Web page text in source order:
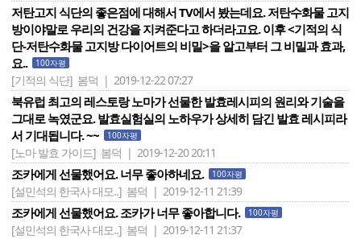
저탄고지 식단의 좋은점에 대해서 TV에서 봤는데요. 저탄수화물 고지
방이야말로 우리의 건강을 지켜준다고 하더라고요. 이후 <기적의 식
단-저탄수화물 고지방 다이어트의 비밀>을 알고부터 그 비밀과 효과,
요..
100자평
[기적의 식단] 봄덕 | 2019-12-22 07:27
북유럽 최고의 레스토랑 노마가 선물한 발효레시피의 원리와 기술을
그대로 녹였군요. 발효실험실의 노하우가 상세히 담긴 발효 레시피라
서 기대됩니다. ~~
100자평
[노마 발효 가이드] 봄덕 | 2019-12-20 20:11
조카에게 선물했어요. 너무 좋아하네요. 100자평
[설민석의 한국사 대모..] 봄덕 | 2019-12-11 21:39
조카에게 선물했어요. 조카가 너무 좋아합니다. 100자평
[설민석의 한국사 대모..] 봄덕 | 2019-12-11 21:37